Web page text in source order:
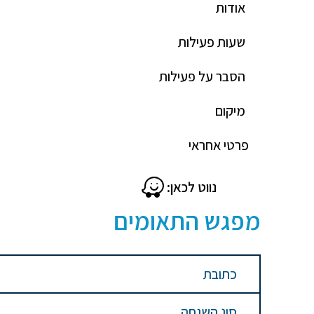
אודות
שעות פעילות
הסבר על פעילות
מיקום
פרטי אחראי
נווט לכאן:
מפגש התאומים
כתובת